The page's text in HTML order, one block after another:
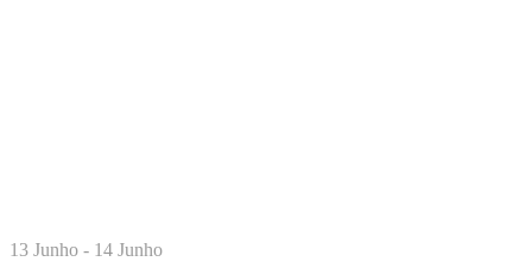
13 Junho - 14 Junho